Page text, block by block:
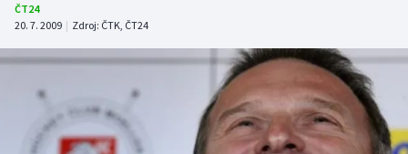
Tenis
Atletika
Cyklistika
DALŠÍ SPORTY
ČT24
20. 7. 2009 | Zdroj: ČTK, ČT24